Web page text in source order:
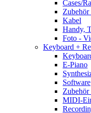
Cases/
Kabel
Handy,
Foto -
Keyboard +
E-Piano
Software
Zubehör
MIDI-